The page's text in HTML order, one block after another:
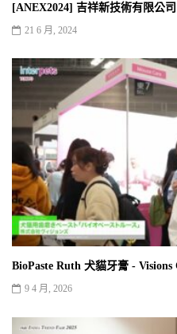
[ANEX2024] 吉祥新技術有限公
21 6 月, 2024
BioPaste Ruth 犬貓牙膏 -
9 4 月, 2026